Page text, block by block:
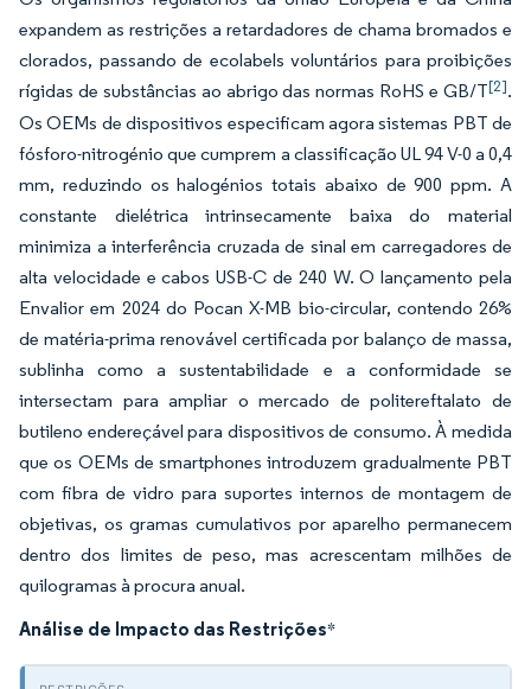
expandem as restrições a retardadores de chama bromados e
clorados, passando de ecolabels voluntários para proibições
rígidas de substâncias ao abrigo das normas RoHS e GB/T[2].
Os OEMs de dispositivos especificam agora sistemas PBT de
fósforo-nitrogénio que cumprem a classificação UL 94 V-0 a 0,4
mm, reduzindo os halogénios totais abaixo de 900 ppm. A
constante dielétrica intrinsecamente baixa do material
minimiza a interferência cruzada de sinal em carregadores de
alta velocidade e cabos USB-C de 240 W. O lançamento pela
Envalior em 2024 do Pocan X-MB bio-circular, contendo 26%
de matéria-prima renovável certificada por balanço de massa,
sublinha como a sustentabilidade e a conformidade se
intersectam para ampliar o mercado de politereftalato de
butileno endereçável para dispositivos de consumo. À medida
que os OEMs de smartphones introduzem gradualmente PBT
com fibra de vidro para suportes internos de montagem de
objetivas, os gramas cumulativos por aparelho permanecem
dentro dos limites de peso, mas acrescentam milhões de
quilogramas à procura anual.
Análise de Impacto das Restrições*